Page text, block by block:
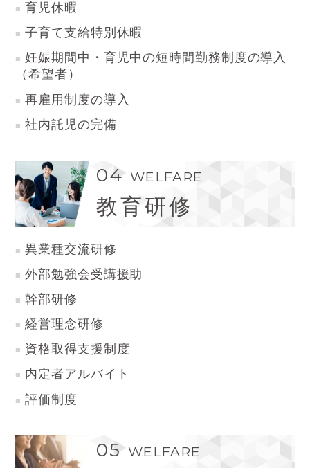
育児休暇
子育て支給特別休暇
妊娠期間中・育児中の短時間勤務制度の導入
（希望者）
再雇用制度の導入
社内託児の完備
04 WELFARE
教育研修
異業種交流研修
外部勉強会受講援助
幹部研修
経営理念研修
資格取得支援制度
内定者アルバイト
評価制度
05 WELFARE